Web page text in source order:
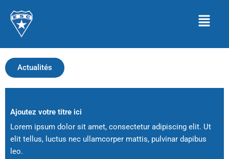
contenu
Menu
Actualités
Ajoutez votre titre ici
Lorem ipsum dolor sit amet, consectetur adipiscing elit. Ut
elit tellus, luctus nec ullamcorper mattis, pulvinar dapibus
leo.